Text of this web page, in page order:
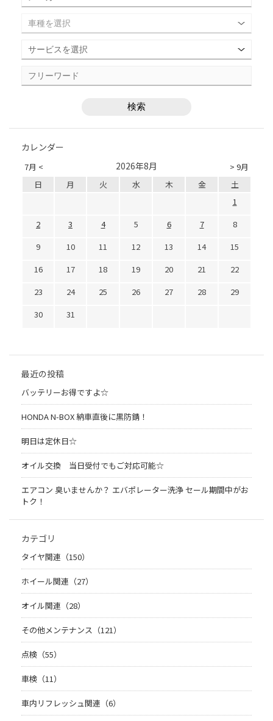
カレンダー
7月 < > 9月
2026年8月
日 月 火 水 木 金
土
1
2
3 4 5 6 7
8
9
10 11 12 13 14
15
16
17 18 19 20 21
22
23
24 25 26 27 28
29
30
31
最近の投稿
バッテリーお得ですよ☆
HONDA N-BOX 納車直後に黒防錆！
明日は定休日☆
オイル交換 当日受付でもご対応可能☆
エアコン 臭いませんか？ エバポレーター洗浄 セール期間中がお
トク！
カテゴリ
タイヤ関連（150）
ホイール関連（27）
オイル関連（28）
その他メンテナンス（121）
点検（55）
車検（11）
車内リフレッシュ関連（6）